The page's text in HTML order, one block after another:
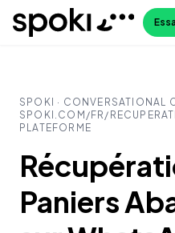
Spoki
SPOKI · CONVERSATIONAL
SPOKI.COM/ FR /
PLATEFORME
Paniers